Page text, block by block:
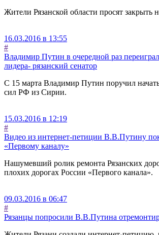
Жители Рязанской области просят закрыть
16.03.2016 в 13:55
#
Владимир Путин в очередной раз
лидера- рязанский сенатор
C 15 марта Владимир Путин поручил
сил РФ из Сирии.
15.03.2016 в 12:19
#
Видео из интернет-петиции В.В.Путину
«Первому каналу»
Нашумевший ролик ремонта Рязанских
плохих дорогах России «Первого канала».
09.03.2016 в 06:47
#
Рязанцы попросили В.В.Путина